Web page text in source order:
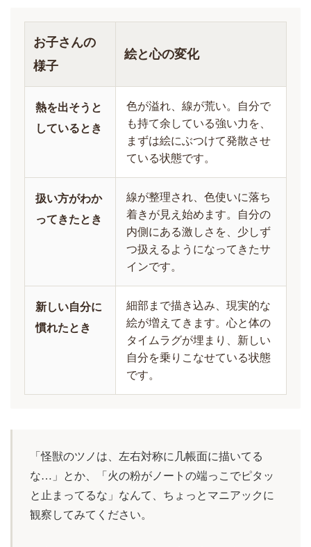
お子さんの
様子
絵と心の変化
熱を出そうと
しているとき
色が溢れ、線が荒い。自分で
も持て余している強い力を、
まずは絵にぶつけて発散させ
ている状態です。
扱い方がわか
ってきたとき
線が整理され、色使いに落ち
着きが見え始めます。自分の
内側にある激しさを、少しず
つ扱えるようになってきたサ
インです。
新しい自分に
慣れたとき
細部まで描き込み、現実的な
絵が増えてきます。心と体の
タイムラグが埋まり、新しい
自分を乗りこなせている状態
です。
「怪獣のツノは、左右対称に几帳面に描いてる
な…」とか、「火の粉がノートの端っこでピタッ
と止まってるな」なんて、ちょっとマニアックに
観察してみてください。